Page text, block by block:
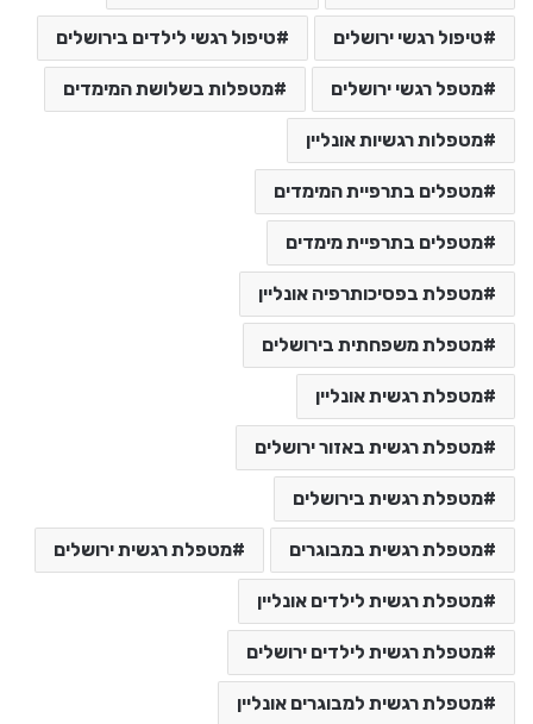
טיפול רגשי ירושלים טיפול רגשי לילדים בירושלים
מטפל רגשי ירושלים מטפלות בשלושת המימדים
מטפלות רגשיות אונליין
מטפלים בתרפיית המימדים
מטפלים בתרפיית מימדים
מטפלת בפסיכותרפיה אונליין
מטפלת משפחתית בירושלים
מטפלת רגשית אונליין
מטפלת רגשית באזור ירושלים
מטפלת רגשית בירושלים
מטפלת רגשית במבוגרים מטפלת רגשית ירושלים
מטפלת רגשית לילדים אונליין
מטפלת רגשית לילדים ירושלים
מטפלת רגשית למבוגרים אונליין